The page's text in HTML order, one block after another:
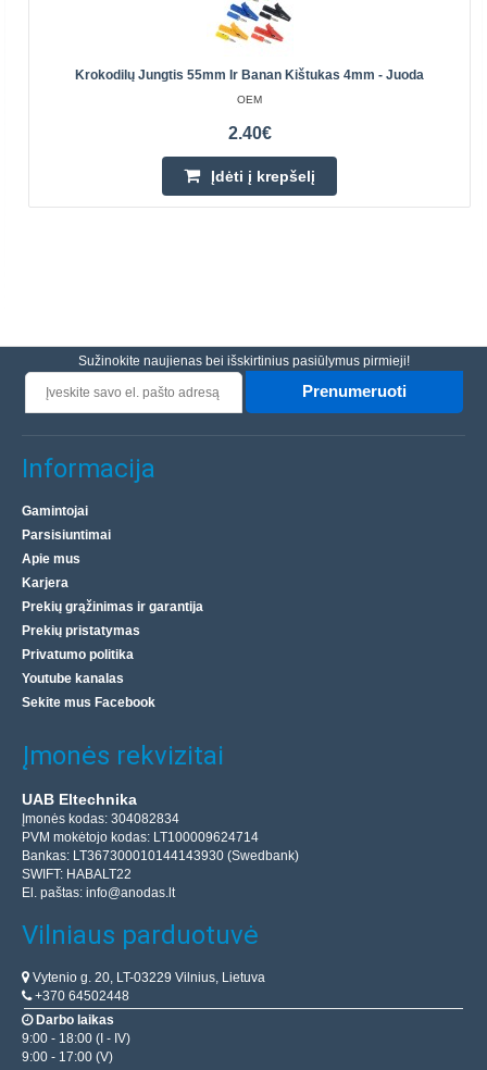
Krokodilų Jungtis 55mm Ir Banan Kištukas 4mm - Juoda
OEM
2.40€
Įdėti į krepšelį
Sužinokite naujienas bei išskirtinius pasiūlymus pirmieji!
Prenumeruoti
Informacija
Gamintojai
Parsisiuntimai
Apie mus
Karjera
Prekių grąžinimas ir garantija
Prekių pristatymas
Privatumo politika
Youtube kanalas
Sekite mus Facebook
Įmonės rekvizitai
UAB Eltechnika
Įmonės kodas: 304082834
PVM mokėtojo kodas: LT100009624714
Bankas: LT367300010144143930 (Swedbank)
SWIFT: HABALT22
El. paštas: info@anodas.lt
Vilniaus parduotuvė
Vytenio g. 20, LT-03229 Vilnius, Lietuva
+370 64502448
Darbo laikas
9:00 - 18:00 (I - IV)
9:00 - 17:00 (V)